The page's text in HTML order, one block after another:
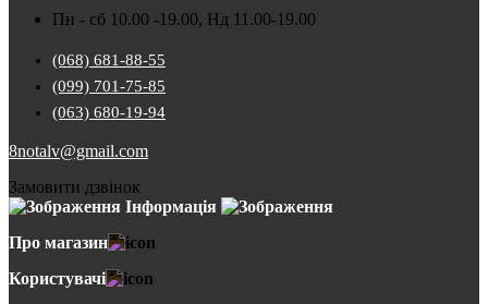
Пн - сб 10.00 -19.00, Нд 11.00-19.00
(068) 681-88-55
(099) 701-75-85
(063) 680-19-94
8notalv@gmail.com
Замовити дзвінок
Інформація
Про магазин
Користувачі